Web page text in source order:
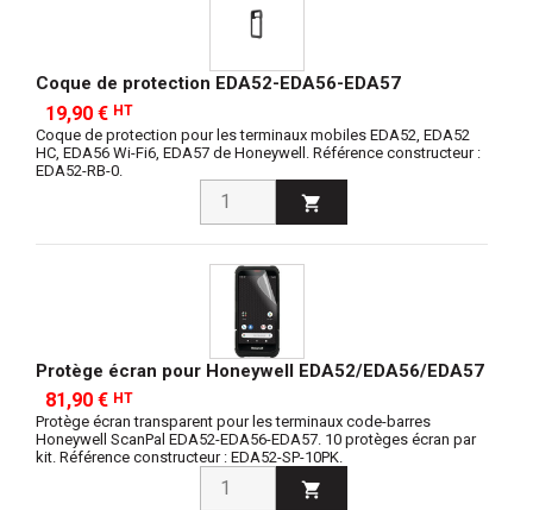
Coque de protection EDA52-EDA56-EDA57
19,90 € HT
Coque de protection pour les terminaux mobiles EDA52, EDA52
HC, EDA56 Wi-Fi6, EDA57 de Honeywell. Référence constructeur :
EDA52-RB-0.

Protège écran pour Honeywell EDA52/EDA56/EDA57
81,90 € HT
Protège écran transparent pour les terminaux code-barres
Honeywell ScanPal EDA52-EDA56-EDA57. 10 protèges écran par
kit. Référence constructeur : EDA52-SP-10PK.
